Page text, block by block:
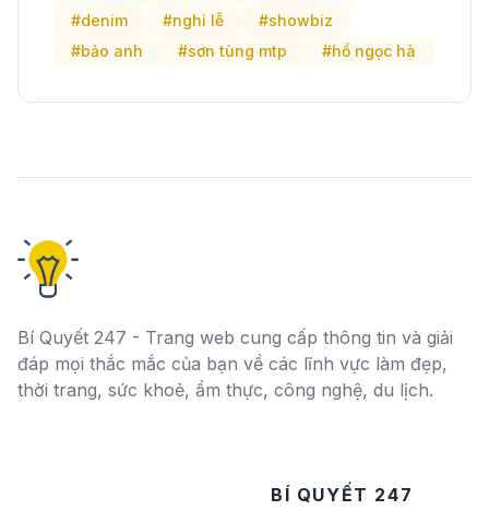
#denim
#nghỉ lễ
#showbiz
#bảo anh
#sơn tùng mtp #hồ ngọc hà
Bí Quyết 247 - Trang web cung cấp thông tin và giải
đáp mọi thắc mắc của bạn về các lĩnh vực làm đẹp,
thời trang, sức khoẻ, ẩm thực, công nghệ, du lịch.
BÍ QUYẾT 247